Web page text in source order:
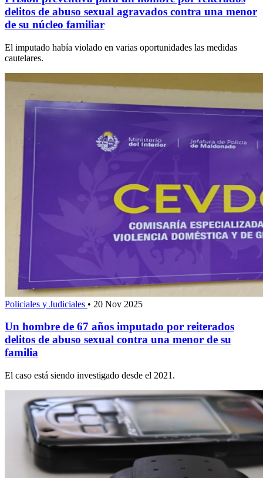
delitos de abuso sexual agravados contra una menor
de su núcleo familiar
El imputado había violado en varias oportunidades las medidas
cautelares.
Policiales y Judiciales • 20 Nov 2025
Un hombre de 67 años imputado por reiterados
delitos de abuso sexual contra una menor de su
familia
El caso está siendo investigado desde el 2021.